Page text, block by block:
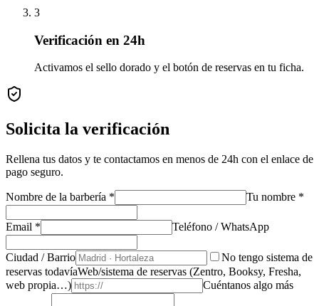
3
Verificación en 24h
Activamos el sello dorado y el botón de reservas en tu ficha.
Solicita la verificación
Rellena tus datos y te contactamos en menos de 24h con el enlace de
pago seguro.
Nombre de la barbería * Tu nombre *
Email * Teléfono / WhatsApp
Ciudad / Barrio
No tengo sistema de
reservas todavíaWeb/sistema de reservas (Zentro, Booksy, Fresha,
web propia…)
Cuéntanos algo más